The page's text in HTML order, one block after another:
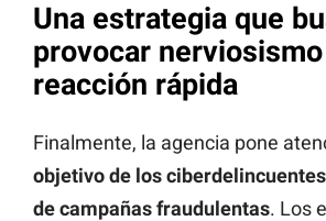
Una estrategia que
provocar
reacción rápida
Finalmente, la agencia pone
objetivo de los
de campañas fraudulentas. Los